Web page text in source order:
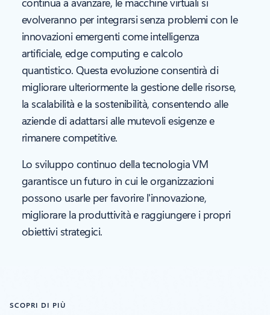
evolveranno per integrarsi senza problemi con le
innovazioni emergenti come intelligenza
artificiale, edge computing e calcolo
quantistico. Questa evoluzione consentirà di
migliorare ulteriormente la gestione delle risorse,
la scalabilità e la sostenibilità, consentendo alle
aziende di adattarsi alle mutevoli esigenze e
rimanere competitive.
Lo sviluppo continuo della tecnologia VM
garantisce un futuro in cui le organizzazioni
possono usarle per favorire l'innovazione,
migliorare la produttività e raggiungere i propri
obiettivi strategici.
SCOPRI DI PIÙ